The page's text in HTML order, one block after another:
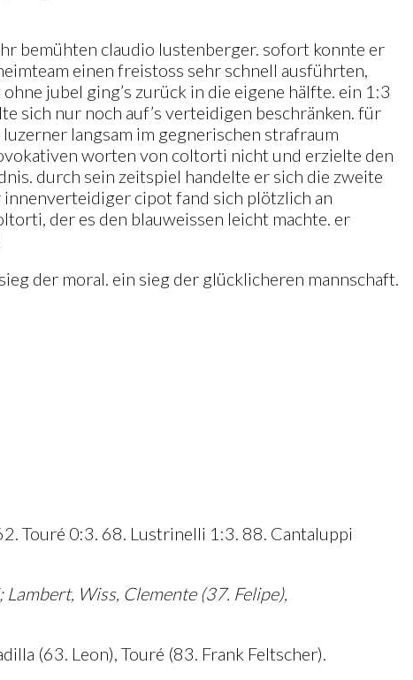
bemühten claudio lustenberger. sofort konnte er
einen freistoss sehr schnell ausführten,
jubel ging’s zurück in die eigene hälfte. ein 1:3
sich nur noch auf’s verteidigen beschränken. für
langsam im gegnerischen strafraum
worten von coltorti nicht und erzielte den
durch sein zeitspiel handelte er sich die zweite
innenverteidiger cipot fand sich plötzlich an
der es den blauweissen leicht machte. er
der moral. ein sieg der glücklicheren mannschaft.
Touré 0:3. 68. Lustrinelli 1:3. 88. Cantaluppi
Wiss, Clemente (37. Felipe),
(63. Leon), Touré (83. Frank Feltscher).